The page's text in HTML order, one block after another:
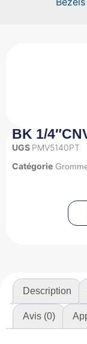
BK 1/
UGS PMV5140PT
Catégorie
Description
Avis (0)